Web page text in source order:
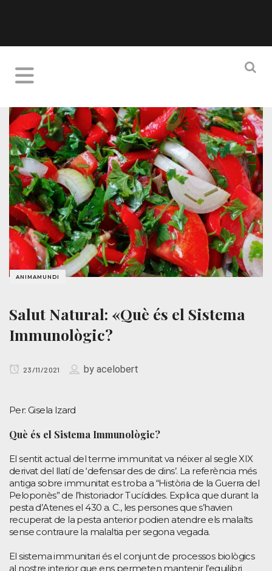
ANIMAMUNDI
Salut Natural: «Què és el Sistema
Immunològic?
23/11/2021 by acelobert
Per: Gisela Izard
Què és el Sistema Immunològic?
El sentit actual del terme immunitat va néixer al segle XIX
derivat del llatí de ‘defensar des de dins’. La referència més
antiga sobre immunitat es troba a “Història de la Guerra del
Peloponès” de l’historiador Tucídides. Explica que durant la
pesta d’Atenes el 430 a. C., les persones que s’havien
recuperat de la pesta anterior podien atendre els malalts
sense contraure la malaltia per segona vegada.
El sistema immunitari és el conjunt de processos biològics
al nostre interior que ens permeten mantenir l’equilibri